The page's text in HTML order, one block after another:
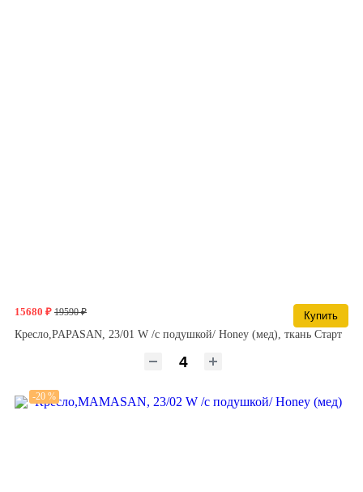
15680 ₽ 19590 ₽
Купить
Кресло,PAPASAN, 23/01 W /с подушкой/ Honey (мед), ткань Старт
-20 %